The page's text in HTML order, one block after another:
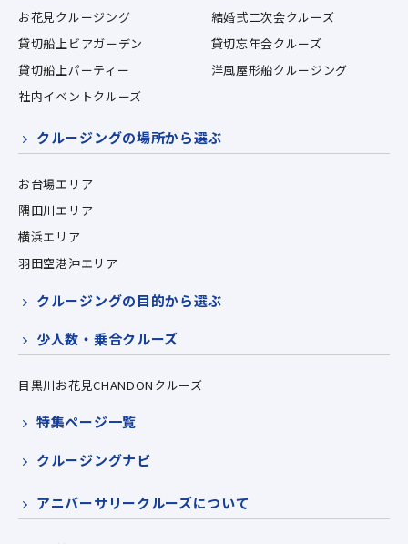
お花見クルージング
結婚式二次会クルーズ
貸切船上ビアガーデン
貸切忘年会クルーズ
貸切船上パーティー
洋風屋形船クルージング
社内イベントクルーズ
クルージングの場所から選ぶ
お台場エリア
隅田川エリア
横浜エリア
羽田空港沖エリア
クルージングの目的から選ぶ
少人数・乗合クルーズ
目黒川お花見CHANDONクルーズ
特集ページ一覧
クルージングナビ
アニバーサリークルーズについて